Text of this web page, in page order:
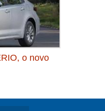
o novo